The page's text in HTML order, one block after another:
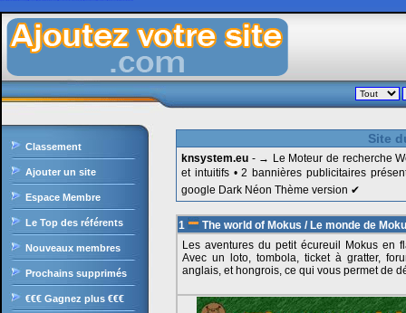
Classement
Ajouter un site
Espace Membre
Le Top des référents
Nouveaux membres
Prochains supprimés
€€€ Gagnez plus €€€
Site
knsystem.eu - → Le Moteur de recherche
et intuitifs • 2 bannières publicitaires
google Dark Néon Thème version ✔
1
The world of Mokus / Le monde de
Les aventures du petit écureuil Mokus en
Avec un loto, tombola, ticket à gratter,
anglais, et hongrois, ce qui vous permet de